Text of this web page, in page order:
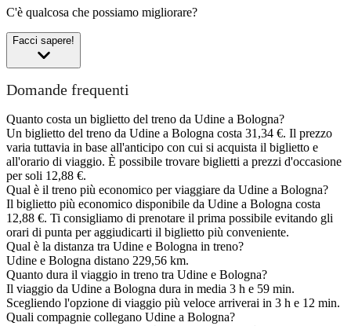
C'è qualcosa che possiamo migliorare?
Facci sapere!
Domande frequenti
Quanto costa un biglietto del treno da Udine a Bologna?
Un biglietto del treno da Udine a Bologna costa 31,34 €. Il prezzo
varia tuttavia in base all'anticipo con cui si acquista il biglietto e
all'orario di viaggio. È possibile trovare biglietti a prezzi d'occasione
per soli 12,88 €.
Qual è il treno più economico per viaggiare da Udine a Bologna?
Il biglietto più economico disponibile da Udine a Bologna costa
12,88 €. Ti consigliamo di prenotare il prima possibile evitando gli
orari di punta per aggiudicarti il biglietto più conveniente.
Qual è la distanza tra Udine e Bologna in treno?
Udine e Bologna distano 229,56 km.
Quanto dura il viaggio in treno tra Udine e Bologna?
Il viaggio da Udine a Bologna dura in media 3 h e 59 min.
Scegliendo l'opzione di viaggio più veloce arriverai in 3 h e 12 min.
Quali compagnie collegano Udine a Bologna?